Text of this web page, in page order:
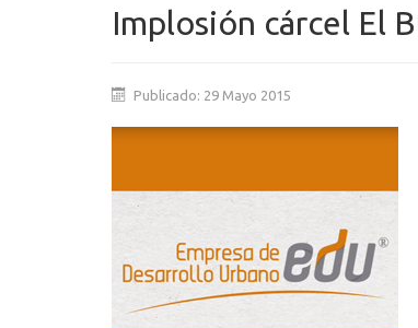
Implosión cárcel El
Publicado: 29 Mayo 2015